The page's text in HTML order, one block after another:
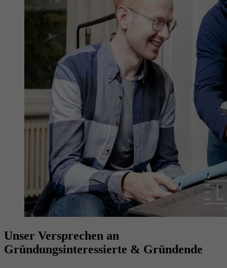
Unser Versprechen an
Gründungsinteressierte & Gründende